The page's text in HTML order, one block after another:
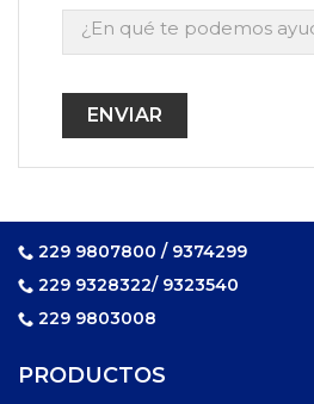
229 9807800 / 9374299
229 9328322/ 9323540
229 9803008
PRODUCTOS